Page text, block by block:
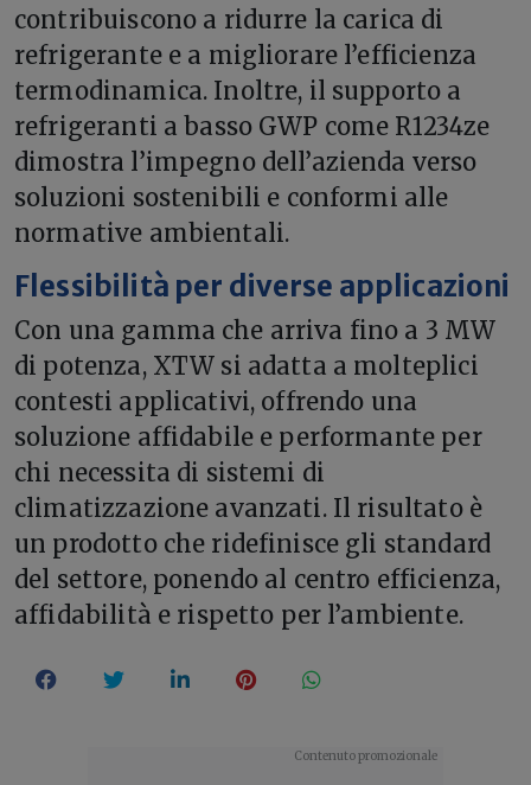
contribuiscono a ridurre la carica di
refrigerante e a migliorare l’efficienza
termodinamica. Inoltre, il supporto a
refrigeranti a basso GWP come R1234ze
dimostra l’impegno dell’azienda verso
soluzioni sostenibili e conformi alle
normative ambientali.
Flessibilità per diverse applicazioni
Con una gamma che arriva fino a 3 MW
di potenza, XTW si adatta a molteplici
contesti applicativi, offrendo una
soluzione affidabile e performante per
chi necessita di sistemi di
climatizzazione avanzati. Il risultato è
un prodotto che ridefinisce gli standard
del settore, ponendo al centro efficienza,
affidabilità e rispetto per l’ambiente.